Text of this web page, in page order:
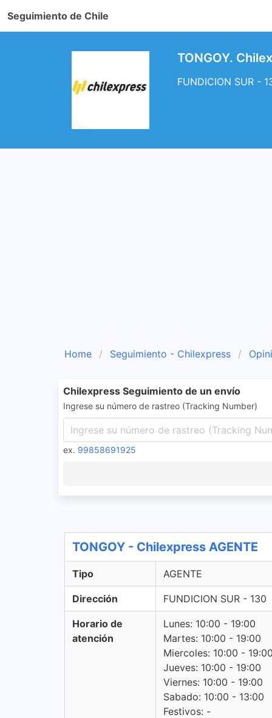
Seguimiento de Chile
TONGOY.
FUNDICION SUR -
Home Seguimiento - Chilexpress
Chilexpress Seguimiento de un envío
Ingrese su número de rastreo (Tracking Number)
ex. 99858691925
TONGOY - Chilexpress AGENTE
Tipo AGENTE
Dirección FUNDICION SUR - 130
Horario de
atención
Lunes: 10:00 - 19:00
Martes: 10:00 - 19:00
Miercoles: 10:00 - 19:00
Jueves: 10:00 - 19:00
Viernes: 10:00 - 19:00
Sabado: 10:00 - 13:00
Festivos: -